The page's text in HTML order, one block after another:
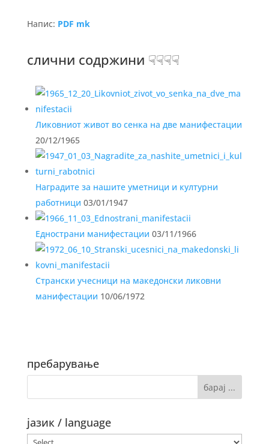
Напис: PDF mk
слични содржини ☟☟☟☟
Ликовниот живот во сенка на две манифестации
20/12/1965
Наградите за нашите уметници и културни
работници 03/01/1947
Еднострани манифестации 03/11/1966
Странски учесници на македонски ликовни
манифестации 10/06/1972
пребарување
јазик / language